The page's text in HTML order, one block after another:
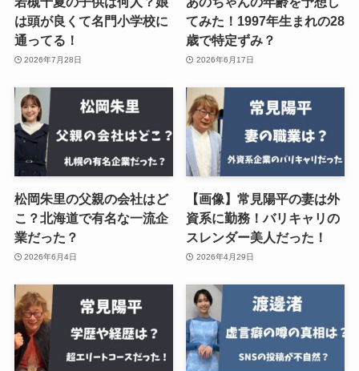
は頭が良くて名門小学校に
通ってる！
2026年7月28日
てみた！1997年生まれの28
歳で特定ずみ？
2026年6月17日
松岡朱里の父親の会社はど
こ？北海道で有名な一流企
業だった？
2026年6月4日
【画像】常見陽平の妻は外
資系に勤務！バリキャリの
スレンダー美人だった！
2026年4月29日